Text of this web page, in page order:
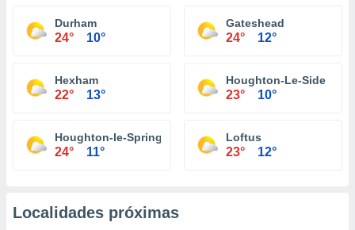
Durham
24° 10°
Gateshead
24° 12°
Hexham
22° 13°
Houghton-Le-Side
23° 10°
Houghton-le-Spring
24° 11°
Loftus
23° 12°
Localidades próximas